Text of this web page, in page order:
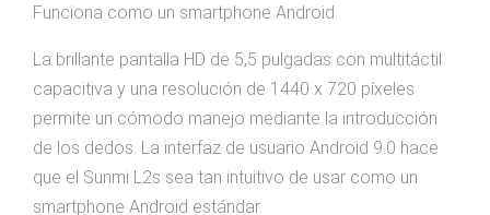
Funciona como un smartphone Android
La brillante pantalla HD de 5,5 pulgadas con multitáctil
capacitiva y una resolución de 1440 x 720 píxeles
permite un cómodo manejo mediante la introducción
de los dedos. La interfaz de usuario Android 9.0 hace
que el Sunmi L2s sea tan intuitivo de usar como un
smartphone Android estándar.